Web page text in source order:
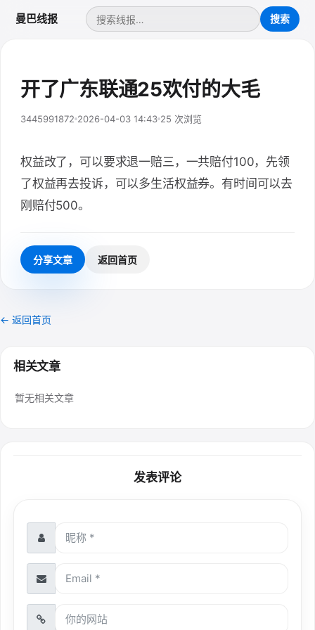
曼巴线报
开了广东联通25欢付的大毛
3445991872 2026-04-03 14:43 25 次浏览
权益改了，可以要求退一赔三，一共赔付100，先领
了权益再去投诉，可以多生活权益券。有时间可以去
刚赔付500。
分享文章 返回首页
← 返回首页
相关文章
暂无相关文章
发表评论